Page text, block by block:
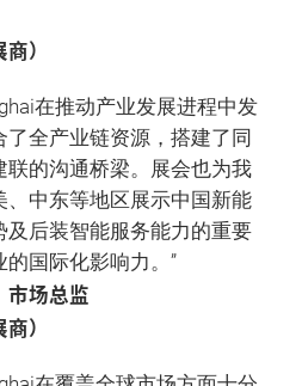
）
在推动产业发展进程中发
全产业链资源，搭建了同
的沟通桥梁。展会也为我
中东等地区展示中国新能
后装智能服务能力的重要
国际化影响力。”
市场总监
）